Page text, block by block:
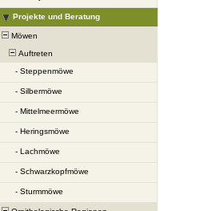
Projekte und Beratung
Möwen
Auftreten
- Steppenmöwe
- Silbermöwe
- Mittelmeermöwe
- Heringsmöwe
- Lachmöwe
- Schwarzkopfmöwe
- Sturmmöwe